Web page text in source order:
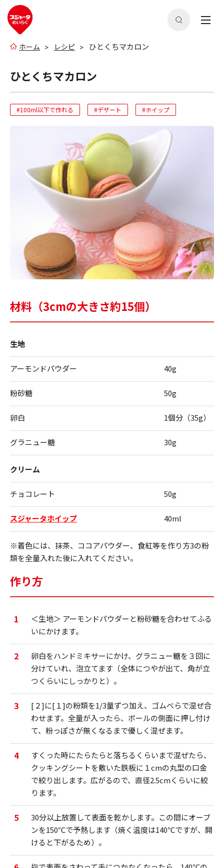
ホーム レシピ ひとくちマカロン
ひとくちマカロン
#100ml以下で作れる #デザート #ホイップ
材料（3cmの大きさ約15個）
生地
アーモンドパウダー 40g
粉砂糖 50g
卵白 1個分（35g）
グラニュー糖 30g
クリーム
チョコレート 50g
スジャータホイップ 40ml
※着色には、抹茶、ココアパウダー、食紅等を作り方3の粉
類を全量入れた後に入れてください。
作り方
1
＜生地＞ アーモンドパウダーと粉砂糖を合わせてふる
いにかけます。
2
卵白をハンドミキサーにかけ、グラニュー糖を３回に
分けていれ、泡立てます（全体につやが出て、角が立
つくらいにしっかりと）。
3
[２]に[１]の粉類を1/3量ずつ加え、ゴムべらで混ぜ合
わせます。全量が入ったら、ボールの側面に押し付け
て、粉っぽさが無くなるまで優しく混ぜます。
4
すくった時にたらたらと落ちるくらいまで混ぜたら、
クッキングシートを敷いた鉄板に１cmの丸型の口金
で絞り出します。広がるので、直径2.5cmくらいに絞
ります。
5
30分以上放置して表面を乾かします。この間にオーブ
ンを150℃で予熱します（焼く温度は140℃ですが、開
けると下がるため）。